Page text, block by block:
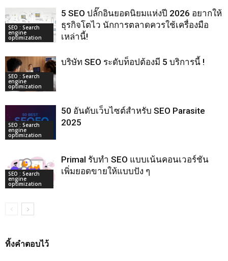
SEO : Search
engine
optimization
5 SEO ปลั๊กอินยอดนิยมแห่งปี 2026 อยากให้
ธุรกิจโตไว นักการตลาดควรใช้เครื่องมือ
เหล่านี้!
SEO : Search
engine
optimization
บริษัท SEO ระดับท็อปต้องมี 5 บริการนี้ !
SEO : Search
engine
optimization
50 อันดับเว็บไซต์สำหรับ SEO Parasite
2025
SEO : Search
engine
optimization
Primal รับทำ SEO แบบเน้นคอนเวอร์ชัน
เพิ่มยอดขายให้แบบปัง ๆ
ทิ้งคำตอบไว้